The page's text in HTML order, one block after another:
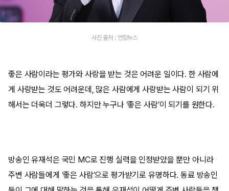
사진 출처 : 연합뉴스
좋은 사람이라는 평가와 사랑을 받는 것은 어려운 일이다. 한 사람에
게 사랑받는 것도 어려운데, 많은 사람에게 사랑받는 사람이 되기 위
해서는 더욱더 그렇다. 하지만 누구나 ‘좋은 사람’이 되기를 원한다.
방송인 유재석은 국민 MC로 진행 실력을 인정받았을 뿐만 아니라
주변 사람들에게 ‘좋은 사람’으로 평가받기로 유명하다. 동료 방송인